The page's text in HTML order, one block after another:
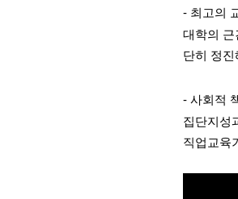
- 최고의
대학의
단히 정
- 사회적
집단지성
직업교육